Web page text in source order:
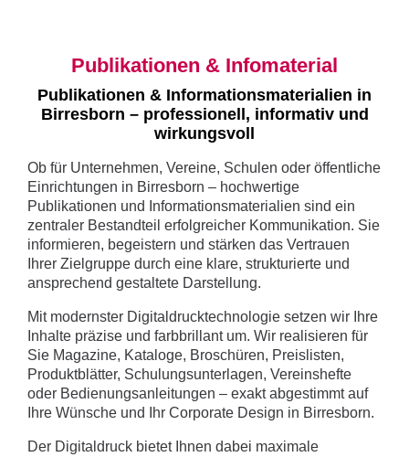
Publikationen & Infomaterial
Publikationen & Informationsmaterialien in
Birresborn – professionell, informativ und
wirkungsvoll
Ob für Unternehmen, Vereine, Schulen oder öffentliche
Einrichtungen in Birresborn – hochwertige
Publikationen und Informationsmaterialien sind ein
zentraler Bestandteil erfolgreicher Kommunikation. Sie
informieren, begeistern und stärken das Vertrauen
Ihrer Zielgruppe durch eine klare, strukturierte und
ansprechend gestaltete Darstellung.
Mit modernster Digitaldrucktechnologie setzen wir Ihre
Inhalte präzise und farbbrillant um. Wir realisieren für
Sie Magazine, Kataloge, Broschüren, Preislisten,
Produktblätter, Schulungsunterlagen, Vereinshefte
oder Bedienungsanleitungen – exakt abgestimmt auf
Ihre Wünsche und Ihr Corporate Design in Birresborn.
Der Digitaldruck bietet Ihnen dabei maximale